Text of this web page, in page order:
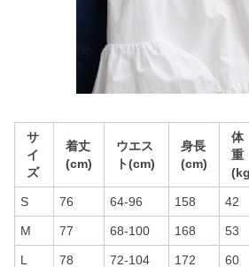
サ
イ
ズ
着丈
(cm)
ウエス
ト(cm)
身長
(cm)
体
重
S 76 64-96 158 42
M 77 68-100 168 53
L 78 72-104 172 60